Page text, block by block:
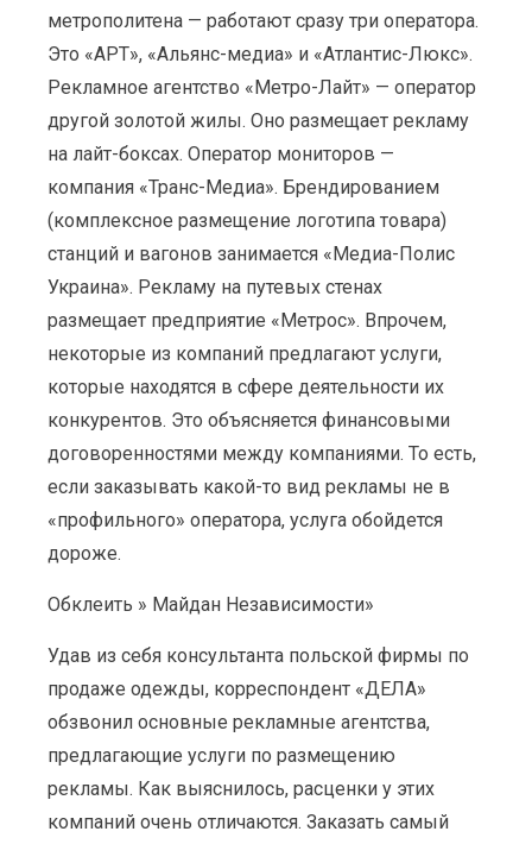
метрополитена — работают сразу три оператора.
Это «АРТ», «Альянс-медиа» и «Атлантис-Люкс».
Рекламное агентство «Метро-Лайт» — оператор
другой золотой жилы. Оно размещает рекламу
на лайт-боксах. Оператор мониторов —
компания «Транс-Медиа». Брендированием
(комплексное размещение логотипа товара)
станций и вагонов занимается «Медиа-Полис
Украина». Рекламу на путевых стенах
размещает предприятие «Метрос». Впрочем,
некоторые из компаний предлагают услуги,
которые находятся в сфере деятельности их
конкурентов. Это объясняется финансовыми
договоренностями между компаниями. То есть,
если заказывать какой-то вид рекламы не в
«профильного» оператора, услуга обойдется
дороже.
Обклеить » Майдан Независимости»
Удав из себя консультанта польской фирмы по
продаже одежды, корреспондент «ДЕЛА»
обзвонил основные рекламные агентства,
предлагающие услуги по размещению
рекламы. Как выяснилось, расценки у этих
компаний очень отличаются. Заказать самый